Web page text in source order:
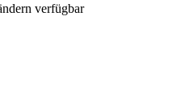
verfügbar